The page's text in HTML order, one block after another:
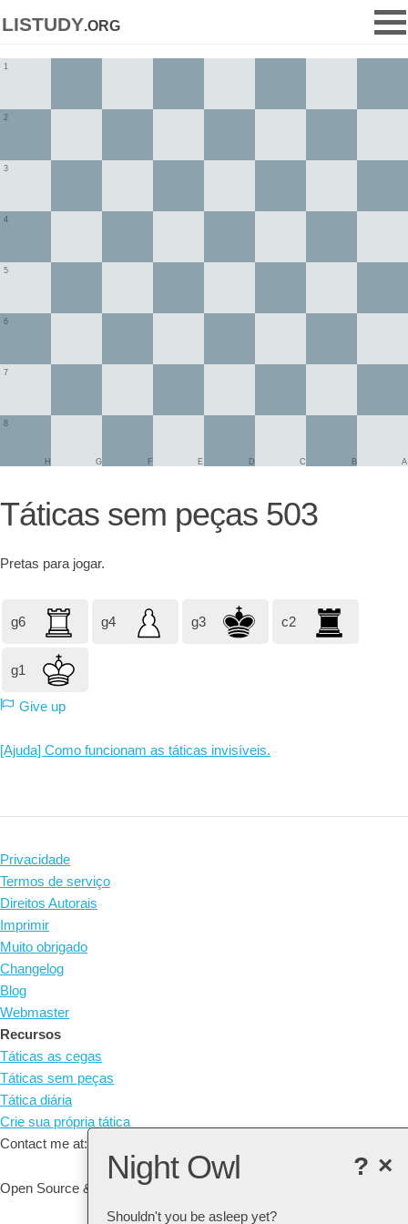
listudy.org
1
2
3
4
5
6
7
8
A
B
C
D
E
F
G
H
Táticas sem peças 503
Pretas para jogar.
g6 g4 g3 c2
g1
Give up
[Ajuda] Como funcionam as táticas invisíveis.
Privacidade
Termos de serviço
Direitos Autorais
Imprimir
Muito obrigado
Changelog
Blog
Webmaster
Recursos
Táticas as cegas
Táticas sem peças
Tática diária
Crie sua própria tática
Contact me at: arne@listudy.org
Open Source & Free Software:
×
?
Night Owl
Shouldn't you be asleep yet?